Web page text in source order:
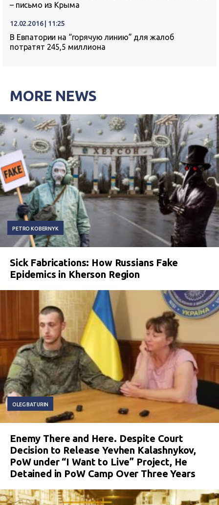
– письмо из Крыма
12.02.2016 | 11:25
В Евпатории на “горячую линию” для жалоб
потратят 245,5 миллиона
MORE NEWS
PETRO KOBERNYK
Sick Fabrications: How Russians Fake
Epidemics in Kherson Region
OLEG BATURIN
Enemy There and Here. Despite Court
Decision to Release Yevhen Kalashnykov,
PoW under “I Want to Live” Project, He
Detained in PoW Camp Over Three Years